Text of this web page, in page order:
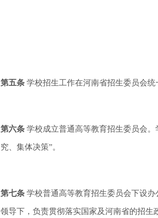
第五条 学校招生工作在河南省招生委员会
第六条 学校成立普通高等教育招生委员会
究、集体决策”。
第七条 学校普通高等教育招生委员会下设
领导下，负责贯彻落实国家及河南省的招